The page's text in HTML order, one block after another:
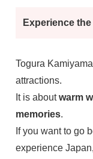
Experience
Togura
attractions.
It is aboutwarm
memories.
If you want to go
experience Japan,